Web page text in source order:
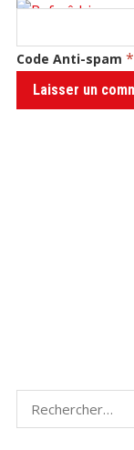
Code Anti-spam *
Rechercher :